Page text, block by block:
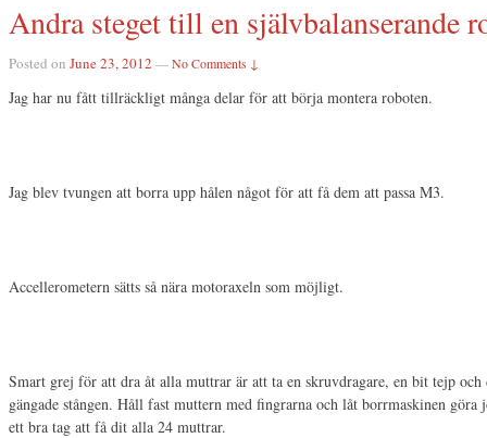
Andra steget till en självbalanserande
Posted on June 23, 2012 —No Comments ↓
Jag har nu fått tillräckligt många delar för att börja montera roboten.
Jag blev tvungen att borra upp hålen något för att få dem att passa M3.
Accellerometern sätts så nära motoraxeln som möjligt.
Smart grej för att dra åt alla muttrar är att ta en skruvdragare, en bit tejp och
gängade stången. Håll fast muttern med fingrarna och låt borrmaskinen göra
ett bra tag att få dit alla 24 muttrar.